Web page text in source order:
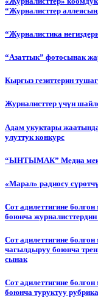
“Журналисттер
“Журналистика
“Азаттык” фотосынак
Кыргыз гезиттерин
Журналисттер үчүн
Адам укуктары
улуттук конкурс
“ЫНТЫМАК” Медиа
«Марал» радиосу
Сот адилеттигине
боюнча
Сот адилеттигине
чагылдыруу боюнча
сынак
Сот адилеттигине
боюнча туруктуу